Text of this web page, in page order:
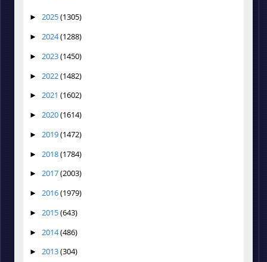
► 2025(1305)
► 2024(1288)
► 2023(1450)
► 2022(1482)
► 2021 (1602)
► 2020(1614)
► 2019(1472)
► 2018(1784)
► 2017(2003)
► 2016(1979)
► 2015(643)
► 2014(486)
► 2013(304)